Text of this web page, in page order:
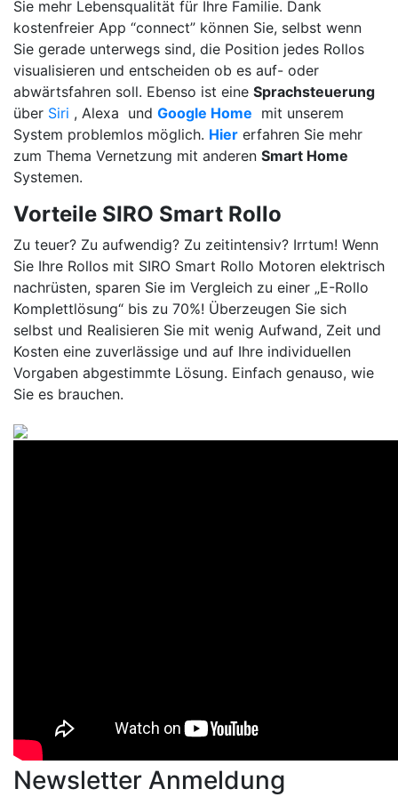
Sie mehr Lebensqualität für Ihre Familie. Dank
kostenfreier App “connect” können Sie, selbst wenn
Sie gerade unterwegs sind, die Position jedes Rollos
visualisieren und entscheiden ob es auf- oder
abwärtsfahren soll. Ebenso ist eine Sprachsteuerung
über Siri , Alexa und Google Home mit unserem
System problemlos möglich. Hier erfahren Sie mehr
zum Thema Vernetzung mit anderen Smart Home
Systemen.
Vorteile SIRO Smart Rollo
Zu teuer? Zu aufwendig? Zu zeitintensiv? Irrtum! Wenn
Sie Ihre Rollos mit SIRO Smart Rollo Motoren elektrisch
nachrüsten, sparen Sie im Vergleich zu einer „E-Rollo
Komplettlösung“ bis zu 70%! Überzeugen Sie sich
selbst und Realisieren Sie mit wenig Aufwand, Zeit und
Kosten eine zuverlässige und auf Ihre individuellen
Vorgaben abgestimmte Lösung. Einfach genauso, wie
Sie es brauchen.
Newsletter Anmeldung